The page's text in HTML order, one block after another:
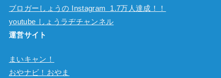
ブロガーしょうの Instagram 1.7万人達成！！
youtube しょうラヂチャンネル
運営サイト
まいキャン！
おやナビ！おやま